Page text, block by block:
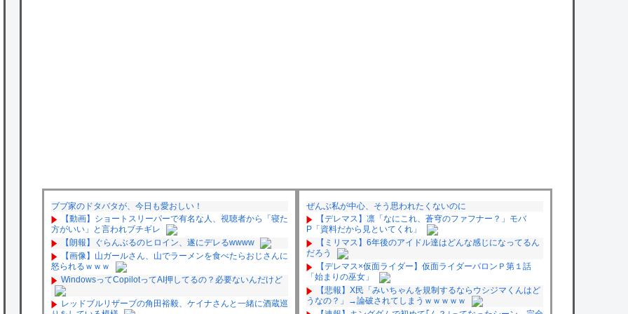
ブブ家のドタバタが、今日も愛おしい！
【動画】ショートスリーパーで有名な人、視聴者から「寝た
方がいい」と言われブチギレ
【朗報】ぐらんぶるのヒロイン、遂にデレるwwww
【画像】山ガールさん、山でラーメンを食べたらおじさんに
怒られるｗｗｗ
WindowsってCopilotってAI押してるの？必要ないんだけど
レッドブルリザーブの角田裕毅、ケイナさんと一緒に酒蔵巡
ぜんぶ私が中心、そう思われたくないのに
【デレマス】凛「なにこれ、蒼穹のファフナー？」モバ
P「資料だから見といてくれ」
【ミリマス】6年後のアイドル達はどんな感じになってるん
だろう
【デレマス×仮面ライダー】仮面ライダーバロンＰ第１話
「始まりの巫女」
【悲報】X民「みいちゃんを規制するならウシジマくんはど
うなの？」→論破されてしまうｗｗｗｗｗ